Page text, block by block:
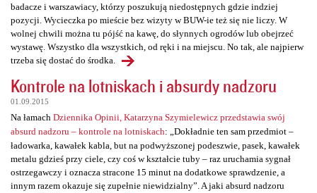
badacze i warszawiacy, którzy poszukują niedostępnych gdzie indziej
pozycji. Wycieczka po mieście bez wizyty w BUW-ie też się nie liczy. W
wolnej chwili można tu pójść na kawę, do słynnych ogrodów lub obejrzeć
wystawę. Wszystko dla wszystkich, od ręki i na miejscu. No tak, ale najpierw
trzeba się dostać do środka.
Kontrole na lotniskach i absurdy nadzoru
01.09.2015
Na łamach Dziennika Opinii, Katarzyna Szymielewicz przedstawia swój
absurd nadzoru – kontrole na lotniskach: „Dokładnie ten sam przedmiot –
ładowarka, kawałek kabla, but na podwyższonej podeszwie, pasek, kawałek
metalu gdzieś przy ciele, czy coś w kształcie tuby – raz uruchamia sygnał
ostrzegawczy i oznacza stracone 15 minut na dodatkowe sprawdzenie, a
innym razem okazuje się zupełnie niewidzialny”. A jaki absurd nadzoru